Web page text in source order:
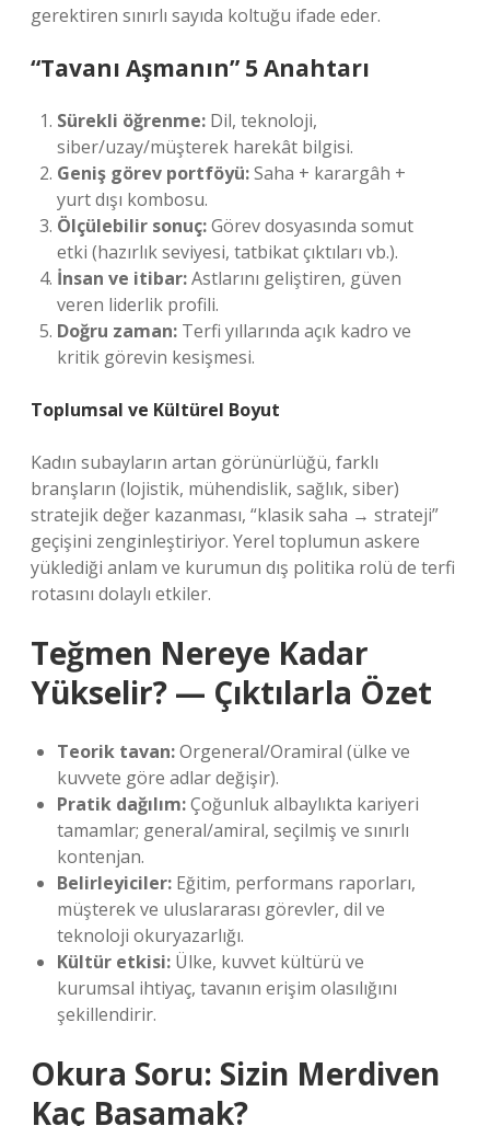
gerektiren sınırlı sayıda koltuğu ifade eder.
“Tavanı Aşmanın” 5 Anahtarı
Sürekli öğrenme: Dil, teknoloji,
siber/uzay/müşterek harekât bilgisi.
Geniş görev portföyü:Saha + karargâh +
yurt dışı kombosu.
Ölçülebilir sonuç:Görev dosyasında somut
etki (hazırlık seviyesi, tatbikat çıktıları vb.).
İnsan ve itibar:Astlarını geliştiren, güven
veren liderlik profili.
Doğru zaman: Terfi yıllarında açık kadro ve
kritik görevin kesişmesi.
Toplumsal ve Kültürel Boyut
Kadın subayların artan görünürlüğü, farklı
branşların (lojistik, mühendislik, sağlık, siber)
stratejik değer kazanması, “klasik saha → strateji”
geçişini zenginleştiriyor. Yerel toplumun askere
yüklediği anlam ve kurumun dış politika rolü de terfi
rotasını dolaylı etkiler.
Teğmen Nereye Kadar
Yükselir? — Çıktılarla Özet
Teorik tavan:Orgeneral/Oramiral (ülke ve
kuvvete göre adlar değişir).
Pratik dağılım:Çoğunluk albaylıkta kariyeri
tamamlar; general/amiral, seçilmiş ve sınırlı
kontenjan.
Belirleyiciler: Eğitim, performans raporları,
müşterek ve uluslararası görevler, dil ve
teknoloji okuryazarlığı.
Kültür etkisi: Ülke, kuvvet kültürü ve
kurumsal ihtiyaç, tavanın erişim olasılığını
şekillendirir.
Okura Soru: Sizin Merdiven
Kaç Basamak?